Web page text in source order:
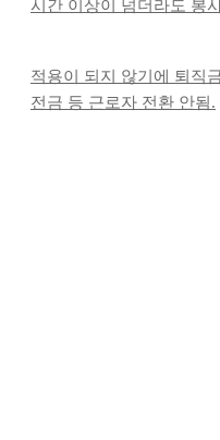
시간 이상이 넘더라도 봉
적용이 되지 않기에 퇴직
전금 등 근로자 전환 안됨.